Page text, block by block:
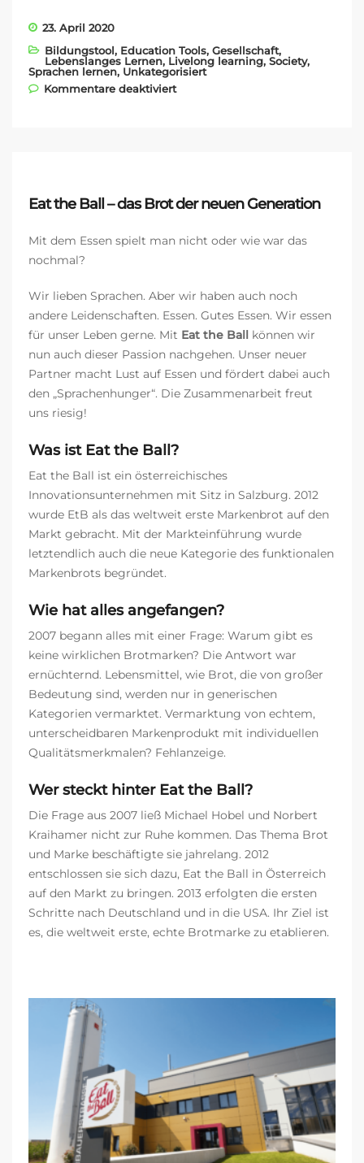
23. April 2020
Bildungstool, Education Tools, Gesellschaft,
Lebenslanges Lernen, Livelong learning, Society,
Sprachen lernen, Unkategorisiert
Kommentare deaktiviertfür Mit LearnMatch gegen
Eat the Ball – das Brot der neuen Generation
Mit dem Essen spielt man nicht oder wie war das
nochmal?
Wir lieben Sprachen. Aber wir haben auch noch
andere Leidenschaften. Essen. Gutes Essen. Wir essen
für unser Leben gerne. Mit Eat the Ball können wir
nun auch dieser Passion nachgehen. Unser neuer
Partner macht Lust auf Essen und fördert dabei auch
den „Sprachenhunger“. Die Zusammenarbeit freut
uns riesig!
Was ist Eat the Ball?
Eat the Ball ist ein österreichisches
Innovationsunternehmen mit Sitz in Salzburg. 2012
wurde EtB als das weltweit erste Markenbrot auf den
Markt gebracht. Mit der Markteinführung wurde
letztendlich auch die neue Kategorie des funktionalen
Markenbrots begründet.
Wie hat alles angefangen?
2007 begann alles mit einer Frage: Warum gibt es
keine wirklichen Brotmarken? Die Antwort war
ernüchternd. Lebensmittel, wie Brot, die von großer
Bedeutung sind, werden nur in generischen
Kategorien vermarktet. Vermarktung von echtem,
unterscheidbaren Markenprodukt mit individuellen
Qualitätsmerkmalen? Fehlanzeige.
Wer steckt hinter Eat the Ball?
Die Frage aus 2007 ließ Michael Hobel und Norbert
Kraihamer nicht zur Ruhe kommen. Das Thema Brot
und Marke beschäftigte sie jahrelang. 2012
entschlossen sie sich dazu, Eat the Ball in Österreich
auf den Markt zu bringen. 2013 erfolgten die ersten
Schritte nach Deutschland und in die USA. Ihr Ziel ist
es, die weltweit erste, echte Brotmarke zu etablieren.